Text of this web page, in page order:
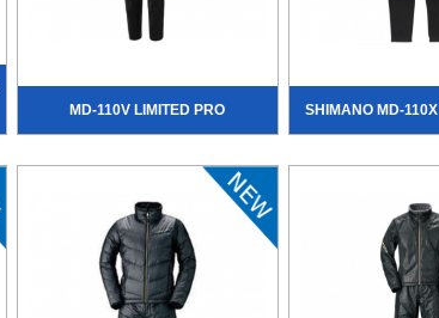
MD-110V LIMITED PRO SHIMANO MD-